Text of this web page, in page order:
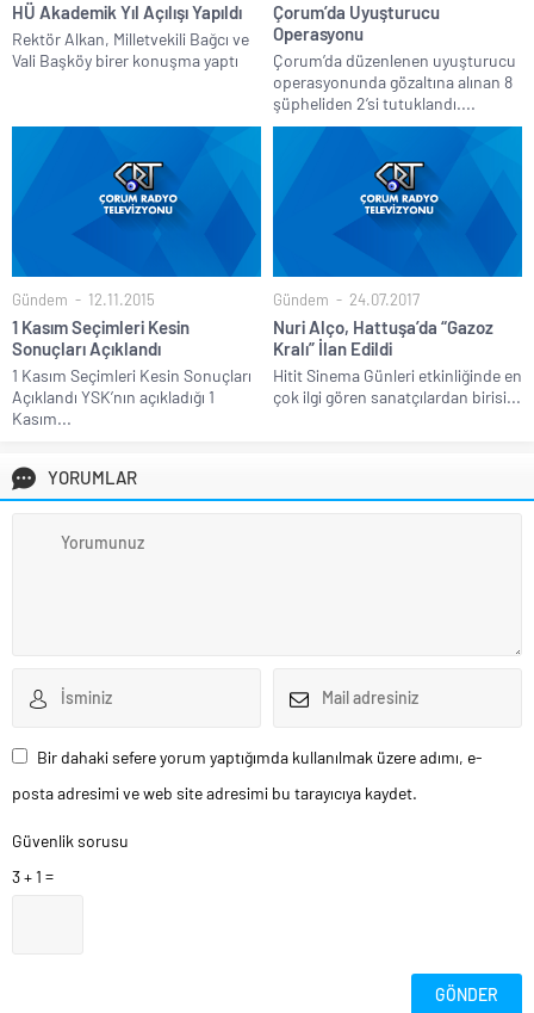
HÜ Akademik Yıl Açılışı Yapıldı
Rektör Alkan, Milletvekili Bağcı ve
Vali Başköy birer konuşma yaptı
Çorum’da Uyuşturucu
Operasyonu
Çorum’da düzenlenen uyuşturucu
operasyonunda gözaltına alınan 8
şüpheliden 2’si tutuklandı....
Gündem 12.11.2015
1 Kasım Seçimleri Kesin
Sonuçları Açıklandı
1 Kasım Seçimleri Kesin Sonuçları
Açıklandı YSK’nın açıkladığı 1
Kasım...
Gündem 24.07.2017
Nuri Alço, Hattuşa’da “Gazoz
Kralı” İlan Edildi
Hitit Sinema Günleri etkinliğinde en
çok ilgi gören sanatçılardan birisi...
YORUMLAR
Bir dahaki sefere yorum yaptığımda kullanılmak üzere adımı, e-
posta adresimi ve web site adresimi bu tarayıcıya kaydet.
Güvenlik sorusu
3 + 1 =